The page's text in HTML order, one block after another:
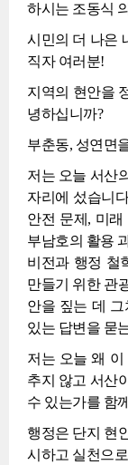
하시는 조동식
시민의 더 나은
직자 여러분!
지역의 현안을
녕하십니까?
부춘동, 성연면
저는 오늘 서산
자리에 섰습니
안전 문제, 미
부남호의 활용
비전과 행정 철
만들기 위한 관
안을 짚는 데
있는 답변을 묻
저는 오늘 왜
추지 않고 서산
수 있는가를 함
행정은 단지 현
시하고 실천으